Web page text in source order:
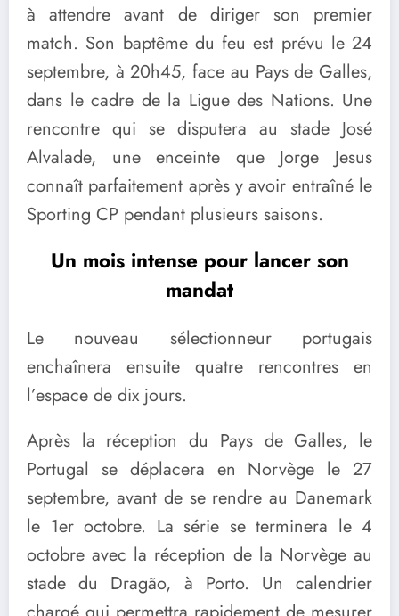
à attendre avant de diriger son premier
match. Son baptême du feu est prévu le 24
septembre, à 20h45, face au Pays de Galles,
dans le cadre de la Ligue des Nations. Une
rencontre qui se disputera au stade José
Alvalade, une enceinte que Jorge Jesus
connaît parfaitement après y avoir entraîné le
Sporting CP pendant plusieurs saisons.
Un mois intense pour lancer son
mandat
Le nouveau sélectionneur portugais
enchaînera ensuite quatre rencontres en
l’espace de dix jours.
Après la réception du Pays de Galles, le
Portugal se déplacera en Norvège le 27
septembre, avant de se rendre au Danemark
le 1er octobre. La série se terminera le 4
octobre avec la réception de la Norvège au
stade du Dragão, à Porto. Un calendrier